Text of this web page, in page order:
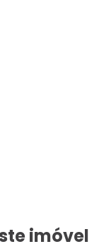
imóvel